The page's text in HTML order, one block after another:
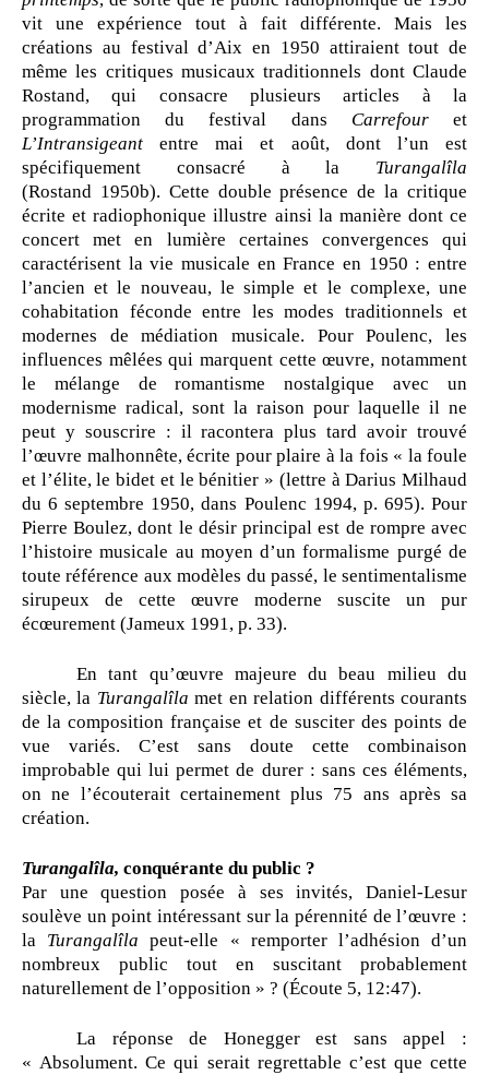
vit une expérience tout à fait différente. Mais les
créations au festival d’Aix en 1950 attiraient tout de
même les critiques musicaux traditionnels dont Claude
Rostand, qui consacre plusieurs articles à la
programmation du festival dans Carrefouret
L’Intransigeant entre mai et août, dont l’un est
spécifiquement consacré à la Turangalîla
(Rostand 1950b). Cette double présence de la critique
écrite et radiophonique illustre ainsi la manière dont ce
concert met en lumière certaines convergences qui
caractérisent la vie musicale en France en 1950 : entre
l’ancien et le nouveau, le simple et le complexe, une
cohabitation féconde entre les modes traditionnels et
modernes de médiation musicale. Pour Poulenc, les
influences mêlées qui marquent cette œuvre, notamment
le mélange de romantisme nostalgique avec un
modernisme radical, sont la raison pour laquelle il ne
peut y souscrire : il racontera plus tard avoir trouvé
l’œuvre malhonnête, écrite pour plaire à la fois « la foule
et l’élite, le bidet et le bénitier » (lettre à Darius Milhaud
du 6 septembre 1950, dans Poulenc 1994, p. 695). Pour
Pierre Boulez, dont le désir principal est de rompre avec
l’histoire musicale au moyen d’un formalisme purgé de
toute référence aux modèles du passé, le sentimentalisme
sirupeux de cette œuvre moderne suscite un pur
écœurement (Jameux 1991, p. 33).
En tant qu’œuvre majeure du beau milieu du
siècle, la Turangalîla met en relation différents courants
de la composition française et de susciter des points de
vue variés. C’est sans doute cette combinaison
improbable qui lui permet de durer : sans ces éléments,
on ne l’écouterait certainement plus 75 ans après sa
création.
Turangalîla, conquérante du public ?
Par une question posée à ses invités, Daniel-Lesur
soulève un point intéressant sur la pérennité de l’œuvre :
la Turangalîla peut-elle « remporter l’adhésion d’un
nombreux public tout en suscitant probablement
naturellement de l’opposition » ? (Écoute 5, 12:47).
La réponse de Honegger est sans appel :
« Absolument. Ce qui serait regrettable c’est que cette